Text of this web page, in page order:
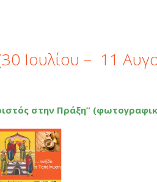
Ιουλίου – 11
στην Πράξη”